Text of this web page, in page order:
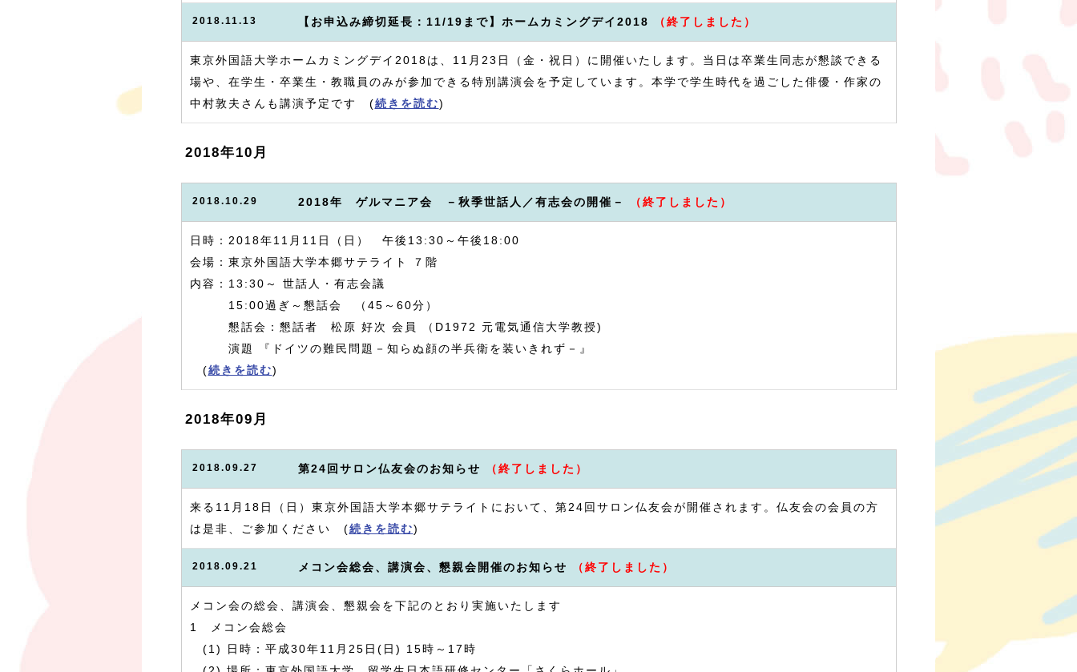
2018.11.13 【お申込み締切延長：11/19まで】ホームカミングデイ2018 （終了しました）
東京外国語大学ホームカミングデイ2018は、11月23日（金・祝日）に開催いたします。当日は卒業生同志が懇談できる
場や、在学生・卒業生・教職員のみが参加できる特別講演会を予定しています。本学で学生時代を過ごした俳優・作家の
中村敦夫さんも講演予定です (続きを読む)
2018年10月
2018.10.29 2018年 ゲルマニア会 －秋季世話人／有志会の開催－ （終了しました）
日時：2018年11月11日（日） 午後13:30～午後18:00
会場：東京外国語大学本郷サテライト ７階
内容：13:30～ 世話人・有志会議
15:00過ぎ～懇話会 （45～60分）
懇話会：懇話者 松原 好次 会員 （D1972 元電気通信大学教授)
演題 『ドイツの難民問題－知らぬ顔の半兵衛を装いきれず－』
(続きを読む)
2018年09月
2018.09.27 第24回サロン仏友会のお知らせ （終了しました）
来る11月18日（日）東京外国語大学本郷サテライトにおいて、第24回サロン仏友会が開催されます。仏友会の会員の方
は是非、ご参加ください (続きを読む)
2018.09.21 メコン会総会、講演会、懇親会開催のお知らせ （終了しました）
メコン会の総会、講演会、懇親会を下記のとおり実施いたします
1 メコン会総会
(1) 日時：平成30年11月25日(日) 15時～17時